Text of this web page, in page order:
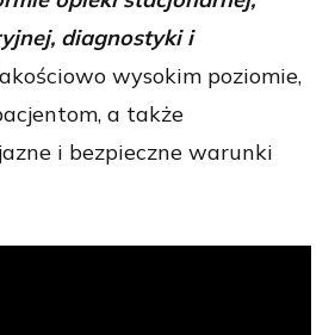
diagnostyki i
wysokim poziomie,
a także
i bezpieczne warunki